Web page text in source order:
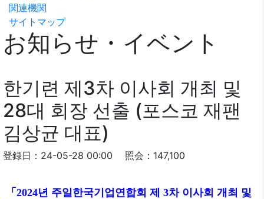
関連機関
サイトマップ
お知らせ・イベント
한기련 제3차 이사회 개최 및
28대 회장 선출 (포스코 재팬
김상균 대표)
登録日：24-05-28 00:00 照会：147,100
「 2024년 주일한국기업연합회 제 3차 이사회 개최 및